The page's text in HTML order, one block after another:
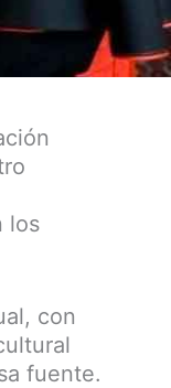
los
con
fuente.